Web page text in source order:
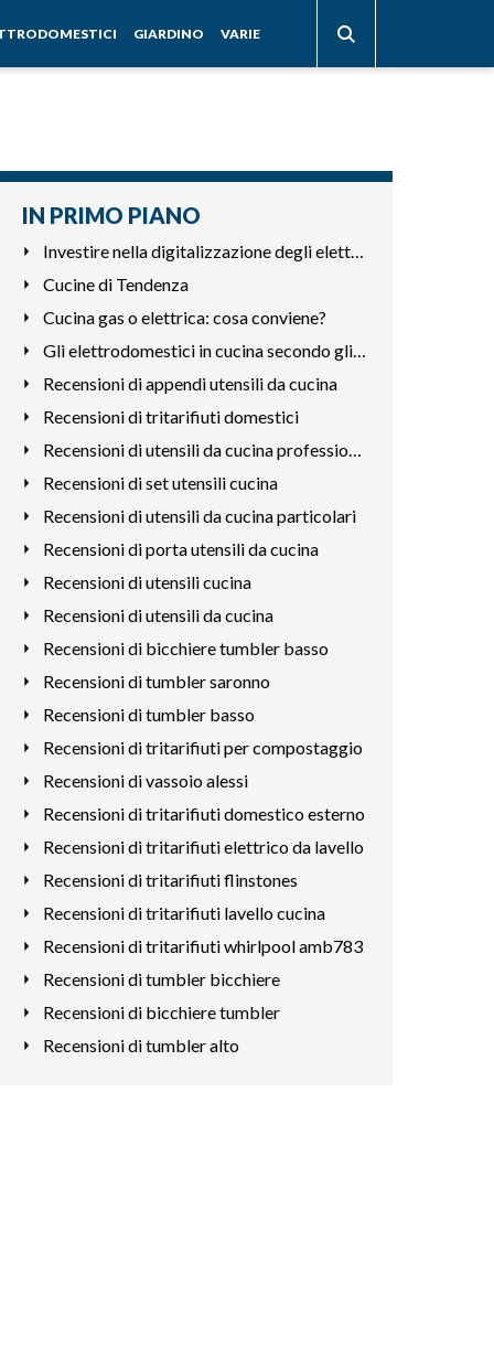
GIARDINO VARIE
IN PRIMO PIANO
Investire nella digitalizzazione degli elettrodomestici
Cucine di Tendenza
Cucina gas o elettrica: cosa conviene?
Gli elettrodomestici in cucina secondo gli astri
Recensioni di appendi utensili da cucina
Recensioni di tritarifiuti domestici
Recensioni di utensili da cucina professionali
Recensioni di set utensili cucina
Recensioni di utensili da cucina particolari
Recensioni di porta utensili da cucina
Recensioni di utensili cucina
Recensioni di utensili da cucina
Recensioni di bicchiere tumbler basso
Recensioni di tumbler saronno
Recensioni di tumbler basso
Recensioni di tritarifiuti per compostaggio
Recensioni di vassoio alessi
Recensioni di tritarifiuti domestico esterno
Recensioni di tritarifiuti elettrico da lavello
Recensioni di tritarifiuti flinstones
Recensioni di tritarifiuti lavello cucina
Recensioni di tritarifiuti whirlpool amb783
Recensioni di tumbler bicchiere
Recensioni di bicchiere tumbler
Recensioni di tumbler alto